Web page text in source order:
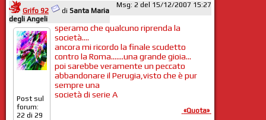
Grifo 92 di Santa Maria
degli Angeli
Msg: 2 del 15/12/2007 15:27
Post sul
forum:
22 di 29
speramo che qualcuno riprenda la
società....
ancora mi ricordo la finale scudetto
contro la Roma.......una grande gioia...
poi sarebbe veramente un peccato
abbandonare il Perugia,visto che è pur
sempre una
società di serie A
«Quota»